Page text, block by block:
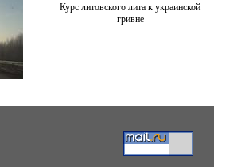
Курс литовского лита к украинской
гривне